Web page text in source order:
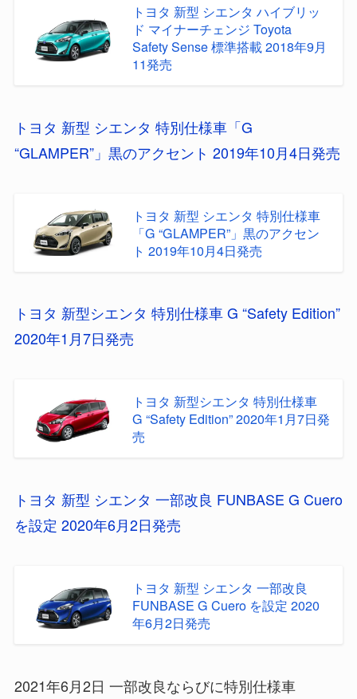
トヨタ 新型 シエンタ ハイブリッ
ド マイナーチェンジ Toyota
Safety Sense 標準搭載 2018年9月
11発売
トヨタ 新型 シエンタ 特別仕様車「G
“GLAMPER”」黒のアクセント 2019年10月4日発売
トヨタ 新型 シエンタ 特別仕様車
「G “GLAMPER”」黒のアクセン
ト 2019年10月4日発売
トヨタ 新型シエンタ 特別仕様車 G “Safety Edition”
2020年1月7日発売
トヨタ 新型シエンタ 特別仕様車
G “Safety Edition” 2020年1月7日発
売
トヨタ 新型 シエンタ 一部改良 FUNBASE G Cuero
を設定 2020年6月2日発売
トヨタ 新型 シエンタ 一部改良
FUNBASE G Cuero を設定 2020
年6月2日発売
2021年6月2日 一部改良ならびに特別仕様車